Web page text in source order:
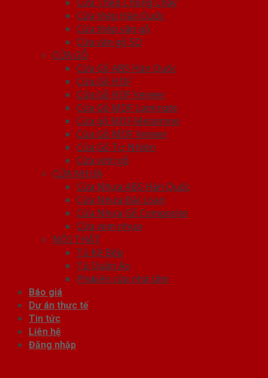
Cửa thép Hàn Quốc
Cửa thép vân gỗ
Cửa vân gỗ 5D
CỬA GỖ
Cửa Gỗ ABS Hàn Quốc
Cửa Gỗ HDF
Cửa Gỗ HDF Veneer
Cửa Gỗ MDF Laminate
Cửa gỗ MDF Melamine
Cửa Gỗ MDF Veneer
Cửa Gỗ Tự Nhiên
Cửa vòm gỗ
CỬA NHỰA
Cửa Nhựa ABS Hàn Quốc
Cửa Nhựa Đài Loan
Cửa Nhựa Gỗ Composite
Cửa vòm nhựa
NỘI THẤT
Tủ Kệ Bếp
Tủ Quần Áo
Phụ kiện cửa nhà tắm
Báo giá
Dự án thực tế
Tin tức
Liên hệ
Đăng nhập